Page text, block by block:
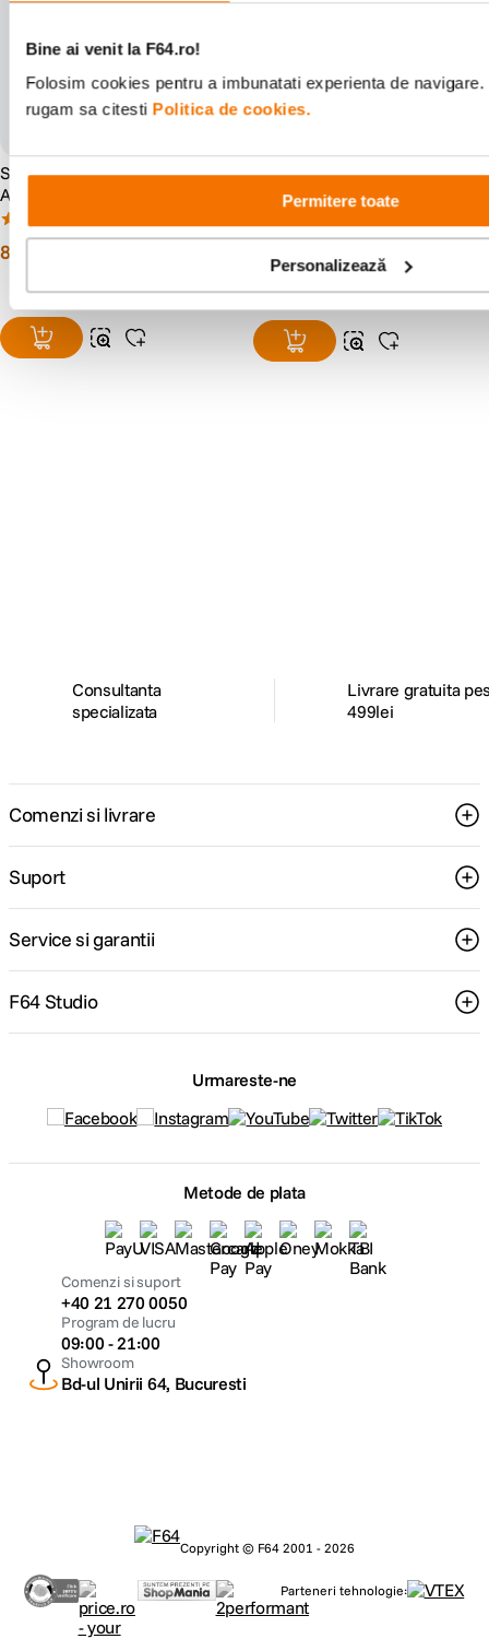
Bine ai venit la F64.ro!
Folosim cookies pentru a imbunatati experienta de
rugam sa citesti Politica de cookies.
Permitere toate
Personalizează
SmallRig 2066B Brat
Articulat 24cm
81
Ulanzi Ventilator de Racire
pentru Camera Sony / Canon
147
Consultanta
specializata
Livrare gratuita
499lei
Comenzi si livrare
Suport
Service si garantii
F64 Studio
Urmareste-ne
Metode de plata
Comenzi si suport
+40 21 270 0050
Program de lucru
09:00 - 21:00
Showroom
Bd-ul Unirii 64, Bucuresti
Copyright © F64 2001 - 2026
Parteneri tehnologie: